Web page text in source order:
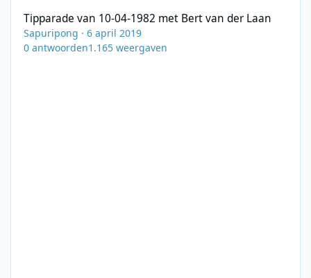
Tipparade van 10-04-1982 met Bert van der Laan
Sapuripong ·6 april 2019
0 antwoorden1.165 weergaven